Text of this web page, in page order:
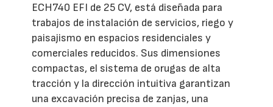
ECH740 EFI de 25 CV, está diseñada para
trabajos de instalación de servicios, riego y
paisajismo en espacios residenciales y
comerciales reducidos. Sus dimensiones
compactas, el sistema de orugas de alta
tracción y la dirección intuitiva garantizan
una excavación precisa de zanjas, una